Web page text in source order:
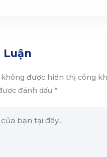
Luận
được hiển thị công
đánh dấu *